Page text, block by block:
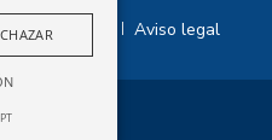
de cookies | Aviso legal